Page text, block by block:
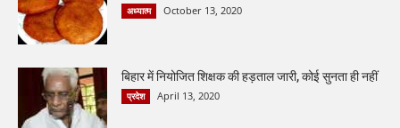
अध्यात्म October 13, 2020
बिहार में नियोजित शिक्षक की हड़ताल जारी, कोई सुनता ही नहीं
प्रदेश April 13, 2020